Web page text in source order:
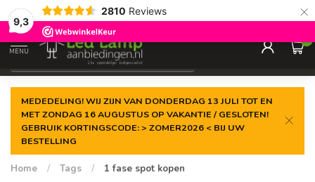
9,3
2810 Reviews ×
Gegarandeerde delaagste prijs
MENU
0
MEDEDELING! WIJ ZIJN VAN DONDERDAG 13 JULI TOT EN
MET ZONDAG 16 AUGUSTUS OP VAKANTIE / GESLOTEN!
GEBRUIK KORTINGSCODE: > ZOMER2026 < BIJ UW
BESTELLING
Home / Tags / 1 fase spot kopen